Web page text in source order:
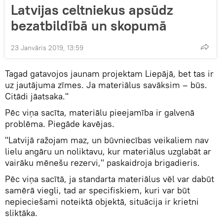
Latvijas celtniekus apsūdz
bezatbildībā un skopumā
23 Janvāris 2019, 13:59
Tagad gatavojos jaunam projektam Liepājā, bet tas ir
uz jautājuma zīmes. Ja materiālus savāksim – būs.
Citādi jāatsaka."
Pēc viņa sacīta, materiālu pieejamība ir galvenā
problēma. Piegāde kavējas.
"Latvijā ražojam maz, un būvniecības veikaliem nav
lielu angāru un noliktavu, kur materiālus uzglabāt ar
vairāku mēnešu rezervi," paskaidroja brigadieris.
Pēc viņa sacītā, ja standarta materiālus vēl var dabūt
samērā viegli, tad ar specifiskiem, kuri var būt
nepieciešami noteiktā objektā, situācija ir krietni
sliktāka.